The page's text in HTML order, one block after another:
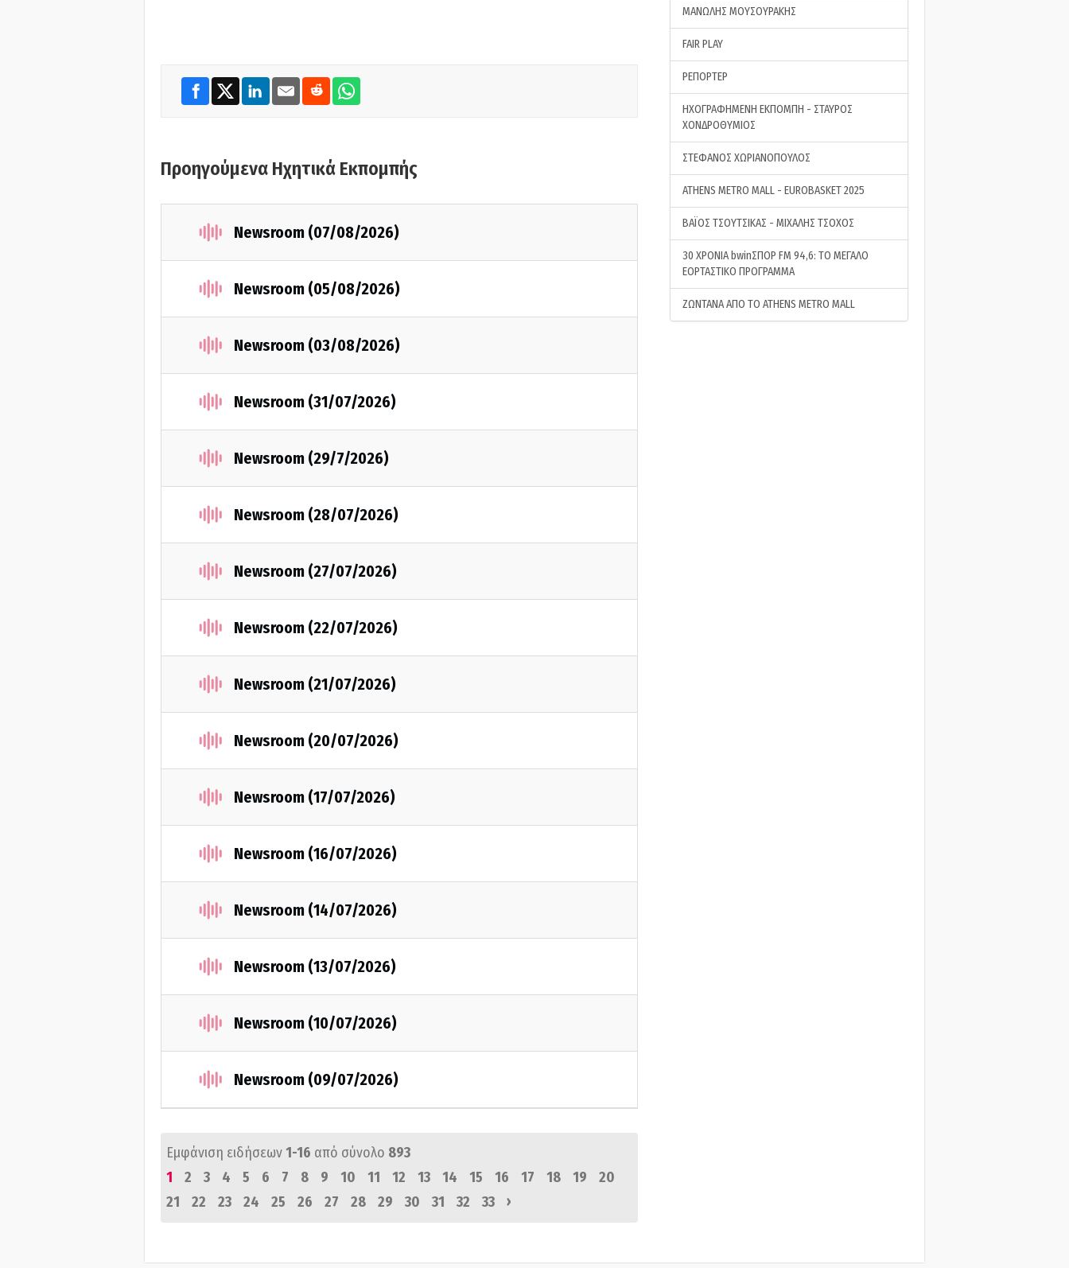
Προηγούμενα Ηχητικά Εκπομπής
Newsroom (07/08/2026)
Newsroom (05/08/2026)
Newsroom (03/08/2026)
Newsroom (31/07/2026)
Newsroom (29/7/2026)
Newsroom (28/07/2026)
Newsroom (27/07/2026)
Newsroom (22/07/2026)
Newsroom (21/07/2026)
Newsroom (20/07/2026)
Newsroom (17/07/2026)
Newsroom (16/07/2026)
Newsroom (14/07/2026)
Newsroom (13/07/2026)
Newsroom (10/07/2026)
Newsroom (09/07/2026)
Εμφάνιση ειδήσεων1-16 από σύνολο 893
1
2 3 4 5 6 7 8 9 10 11 12 13 14 15 16 17 18 19
20
21
22 23 24 25 26 27 28 29 30 31 32 33 ›
ΜΑΝΩΛΗΣ ΜΟΥΣΟΥΡΑΚΗΣ
FAIR PLAY
ΡΕΠΟΡΤΕΡ
ΗΧΟΓΡΑΦΗΜΕΝΗ ΕΚΠΟΜΠΗ - ΣΤΑΥΡΟΣ
ΧΟΝΔΡΟΘΥΜΙΟΣ
ΣΤΕΦΑΝΟΣ ΧΩΡΙΑΝΟΠΟΥΛΟΣ
ATHENS METRO MALL - EUROBASKET 2025
ΒΑΪΟΣ ΤΣΟΥΤΣΙΚΑΣ - ΜΙΧΑΛΗΣ ΤΣΟΧΟΣ
30 ΧΡΟΝΙΑ bwinΣΠΟΡ FM 94,6: ΤΟ ΜΕΓΑΛΟ
ΕΟΡΤΑΣΤΙΚΟ ΠΡΟΓΡΑΜΜΑ
ΖΩΝΤΑΝΑ ΑΠΟ ΤΟ ATHENS METRO MALL